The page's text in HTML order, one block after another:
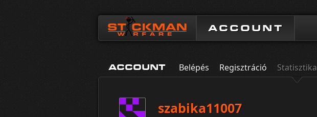
ACCOUNT
ACCOUNT Belépés Regisztráció Statisztika
szabika11007